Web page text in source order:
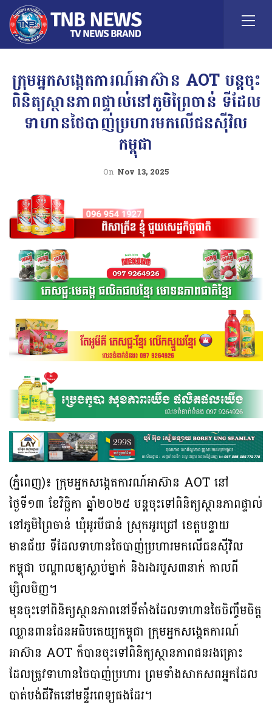
ក្រុមអ្នកសង្កេតការណ៍អាស៊ាន AOT បន្ដចុះ
ពិនិត្យស្ថានភាពផ្ទាល់នៅភូមិព្រៃចាន់ ទីដែល
ទាហានថៃបាញ់ប្រហារមកលើជនស៉ីវិល
កម្ពុជា
On Nov 13, 2025
(ភ្នំពេញ)៖ ក្រុមអ្នកសង្កេតការណ៍អាស៊ាន AOT នៅ
ថ្ងៃទី១៣ ខែវិច្ឆិកា ឆ្នាំ២០២៥ បន្ដចុះទៅពិនិត្យស្ថានភាពផ្ទាល់
នៅភូមិព្រៃចាន់ ឃុំអូរបីជាន់ ស្រុកអូរជ្រៅ ខេត្តបន្ទាយ
មានជ័យ ទីដែលទាហានថៃបាញ់ប្រហារមកលើជនស៉ីវិល
កម្ពុជា បណ្ដាលឲ្យស្លាប់ម្នាក់ និងរងរបួស៣នាក់ កាលពី
ម្សិលមិញ។
មុនចុះទៅពិនិត្យស្ថានភាពនៅទីតាំងដែលទាហានថៃចិញ្ចឹមចិត្ត
ឈ្លានពានដែនអធិបតេយ្យកម្ពុជា ក្រុមអ្នកសង្កេតការណ៍
អាស៊ាន AOT ក៏បានចុះទៅពិនិត្យស្ថានភាពជនរងគ្រោះ
ដែលត្រូវទាហានថៃបាញ់ប្រហារ ព្រមទាំងសាកសពអ្នកដែល
បាត់បង់ជីវិតនៅមន្ទីរពេទ្យផងដែរ។